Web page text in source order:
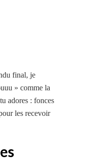
final, je
» comme la
adores : fonces
les recevoir